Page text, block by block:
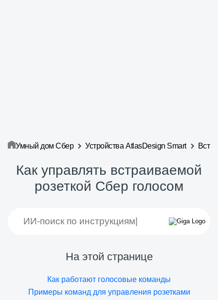
Умный дом Сбер Устройства AtlasDesign Smart
Как управлять встраиваемой
розеткой Сбер голосом
На этой странице
Как работают голосовые команды
Примеры команд для управления розетками